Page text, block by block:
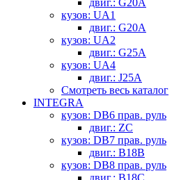
двиг.: G20A
кузов: UA1
двиг.: G20A
кузов: UA2
двиг.: G25A
кузов: UA4
двиг.: J25A
Смотреть весь каталог
INTEGRA
кузов: DB6 прав. руль
двиг.: ZC
кузов: DB7 прав. руль
двиг.: B18B
кузов: DB8 прав. руль
двиг.: B18C